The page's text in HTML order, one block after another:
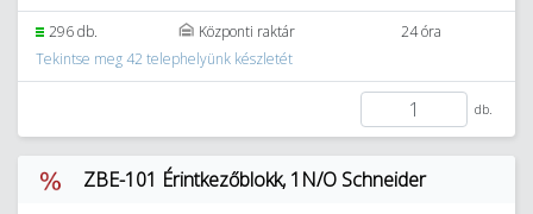
296 db. Központi raktár
24 óra
Tekintse meg 42 telephelyünk készletét
db.
ZBE-101 Érintkezőblokk, 1N/O Schneider